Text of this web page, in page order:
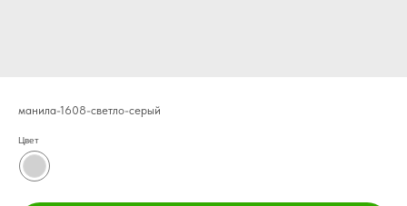
манила-1608-светло-серый
Цвет